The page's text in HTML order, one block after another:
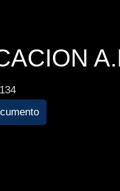
134